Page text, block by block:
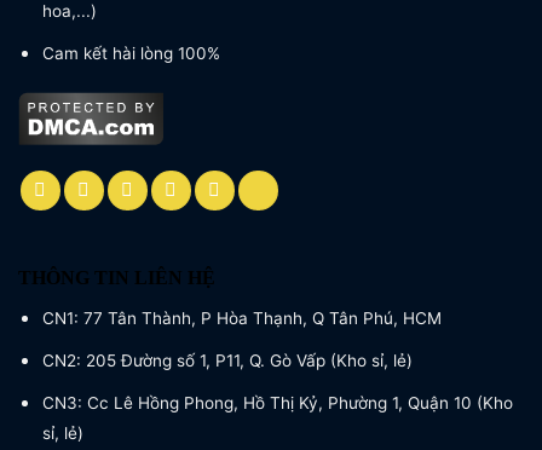
hoa,...)
Cam kết hài lòng 100%
THÔNG TIN LIÊN HỆ
CN1: 77 Tân Thành, P Hòa Thạnh, Q Tân Phú, HCM
CN2: 205 Đường số 1, P11, Q. Gò Vấp (Kho sỉ, lẻ)
CN3: Cc Lê Hồng Phong, Hồ Thị Kỷ, Phường 1, Quận 10 (Kho
sỉ, lẻ)